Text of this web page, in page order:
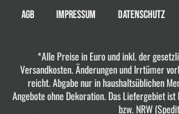
AGB IMPRESSUM DATENSCHUTZ
*Alle Preise in Euro und inkl. der
Versandkosten. Änderungen und Irrtümer
reicht. Abgabe nur in haushaltsüblichen
Angebote ohne Dekoration. Das Liefergebiet
bzw. NRW